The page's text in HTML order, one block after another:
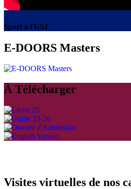
Sport à l'USJ
E-DOORS Masters
À Télécharger
Visites virtuelles de nos